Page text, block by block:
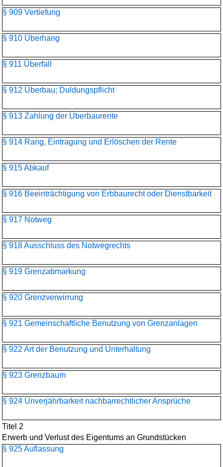
§ 909 Vertiefung
§ 910 Überhang
§ 911 Überfall
§ 912 Überbau; Duldungspflicht
§ 913 Zahlung der Überbaurente
§ 914 Rang, Eintragung und Erlöschen der Rente
§ 915 Abkauf
§ 916 Beeinträchtigung von Erbbaurecht oder Dienstbarkeit
§ 917 Notweg
§ 918 Ausschluss des Notwegrechts
§ 919 Grenzabmarkung
§ 920 Grenzverwirrung
§ 921 Gemeinschaftliche Benutzung von Grenzanlagen
§ 922 Art der Benutzung und Unterhaltung
§ 923 Grenzbaum
§ 924 Unverjährbarkeit nachbarrechtlicher Ansprüche
Titel 2
Erwerb und Verlust des Eigentums an Grundstücken
§ 925 Auflassung